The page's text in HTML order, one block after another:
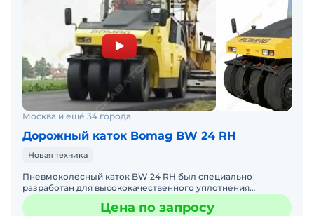
Москва и ещё 34 города
Дорожный каток Bomag BW 24 RH
Новая техника
Пневмоколесный каток BW 24 RH был специально
разработан для высококачественного уплотнения
асфальтовой поверхности, промежуточного слоя
асфальтобетонного покрытЦена по запросу